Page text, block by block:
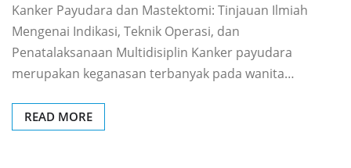
Kanker Payudara dan Mastektomi: Tinjauan Ilmiah
Mengenai Indikasi, Teknik Operasi, dan
Penatalaksanaan Multidisiplin Kanker payudara
merupakan keganasan terbanyak pada wanita…
READ MORE